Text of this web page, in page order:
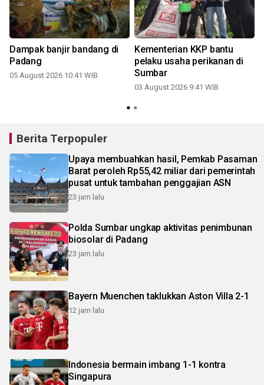
Dampak banjir bandang di
Padang
05 August 2026 10:41 WIB
Kementerian KKP bantu
pelaku usaha perikanan di
Sumbar
03 August 2026 9:41 WIB
Berita Terpopuler
Upaya membuahkan hasil, Pemkab Pasaman
Barat peroleh Rp55,42 miliar dari pemerintah
pusat untuk tambahan penggajian ASN
23 jam lalu
Polda Sumbar ungkap aktivitas penimbunan
biosolar di Padang
23 jam lalu
Bayern Muenchen taklukkan Aston Villa 2-1
12 jam lalu
Indonesia bermain imbang 1-1 kontra
Singapura